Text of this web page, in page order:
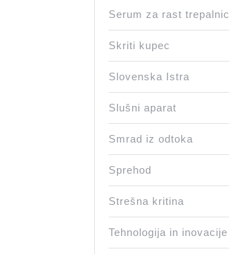
Serum za rast trepalnic
Skriti kupec
Slovenska Istra
Slušni aparat
Smrad iz odtoka
Sprehod
Strešna kritina
Tehnologija in inovacije